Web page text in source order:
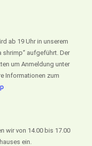
ab 19 Uhr in unserem
aufgeführt. Der
um Anmeldung unter
Informationen zum
wir von 14.00 bis 17.00
ein.